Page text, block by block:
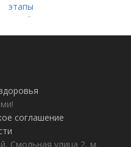
этапы
и
соглашение
Смольная улица 2, м.